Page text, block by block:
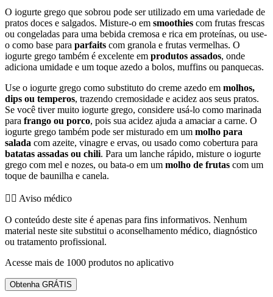
O iogurte grego que sobrou pode ser utilizado em uma variedade de
pratos doces e salgados. Misture-o em smoothies com frutas frescas
ou congeladas para uma bebida cremosa e rica em proteínas, ou use-
o como base para parfaits com granola e frutas vermelhas. O
iogurte grego também é excelente em produtos assados, onde
adiciona umidade e um toque azedo a bolos, muffins ou panquecas.
Use o iogurte grego como substituto do creme azedo em molhos,
dips ou temperos, trazendo cremosidade e acidez aos seus pratos.
Se você tiver muito iogurte grego, considere usá-lo como marinada
para frango ou porco, pois sua acidez ajuda a amaciar a carne. O
iogurte grego também pode ser misturado em um molho para
salada com azeite, vinagre e ervas, ou usado como cobertura para
batatas assadas ou chili. Para um lanche rápido, misture o iogurte
grego com mel e nozes, ou bata-o em um molho de frutas com um
toque de baunilha e canela.
👨‍⚕️️ Aviso médico
O conteúdo deste site é apenas para fins informativos. Nenhum
material neste site substitui o aconselhamento médico, diagnóstico
ou tratamento profissional.
Acesse mais de 1000 produtos no aplicativo
Obtenha GRÁTIS